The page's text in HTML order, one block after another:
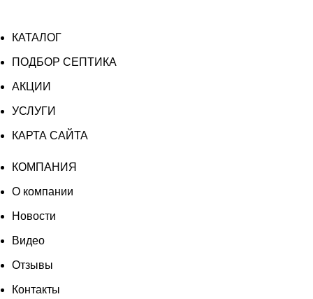
КАТАЛОГ
ПОДБОР СЕПТИКА
АКЦИИ
УСЛУГИ
КАРТА САЙТА
КОМПАНИЯ
О компании
Новости
Видео
Отзывы
Контакты